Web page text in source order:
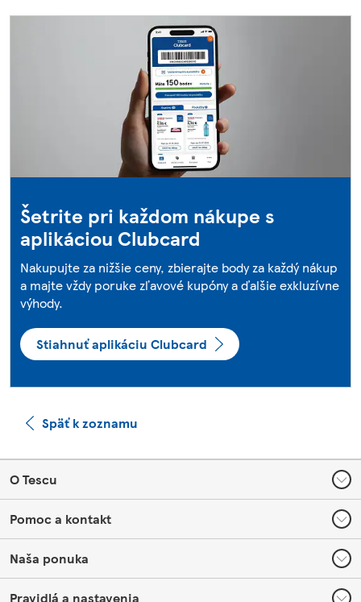
Šetrite pri každom nákupe s
aplikáciou Clubcard
Nakupujte za nižšie ceny, zbierajte body za každý nákup
a majte vždy poruke zľavové kupóny a ďalšie exkluzívne
výhody.
Stiahnuť aplikáciu Clubcard
Späť k zoznamu
Footer
O Tescu
Pomoc a kontakt
Naša ponuka
Pravidlá a nastavenia